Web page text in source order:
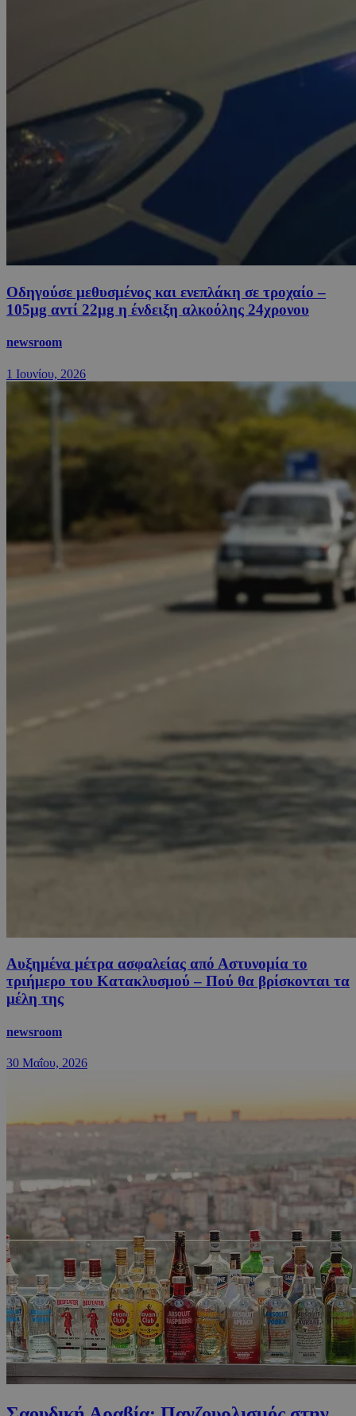
Οδηγούσε μεθυσμένος και ενεπλάκη σε τροχαίο –
105μg αντί 22μg η ένδειξη αλκοόλης 24χρονου
newsroom
1 Ιουνίου, 2026
Αυξημένα μέτρα ασφαλείας από Αστυνομία το
τριήμερο του Κατακλυσμού – Πού θα βρίσκονται τα
μέλη της
newsroom
30 Μαΐου, 2026